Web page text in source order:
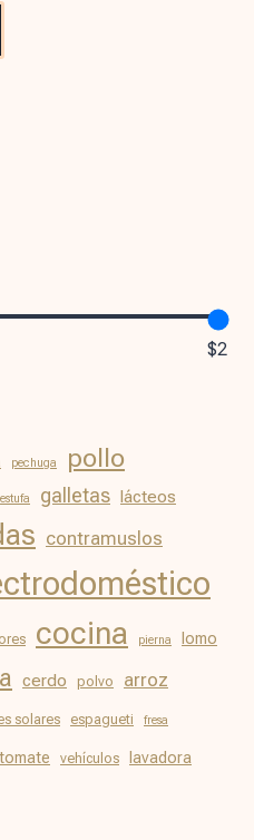
$2
pechuga pollo
estufa galletas lácteos
contramuslos
cocina pierna lomo
cerdo polvo arroz
solares espagueti fresa
tomate vehículos lavadora